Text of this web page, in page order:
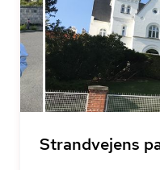
Strandvejens